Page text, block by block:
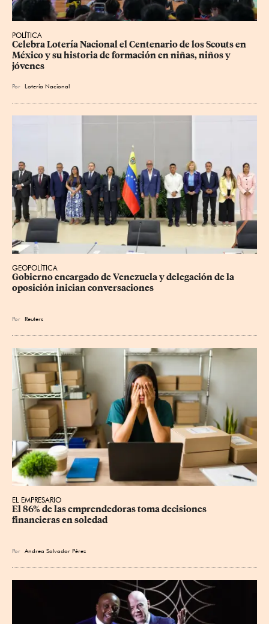
POLÍTICA
Celebra Lotería Nacional el Centenario de los Scouts en
México y su historia de formación en niñas, niños y
jóvenes
Por Lotería Nacional
GEOPOLÍTICA
Gobierno encargado de Venezuela y delegación de la
oposición inician conversaciones
Por Reuters
EL EMPRESARIO
El 86% de las emprendedoras toma decisiones
financieras en soledad
Por Andrea Salvador Pérez